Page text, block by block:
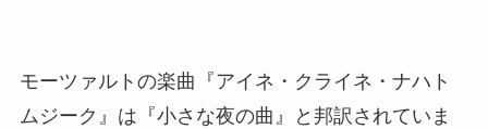
モーツァルトの楽曲『アイネ・クライネ・ナハト
ムジーク』は『小さな夜の曲』と邦訳されていま